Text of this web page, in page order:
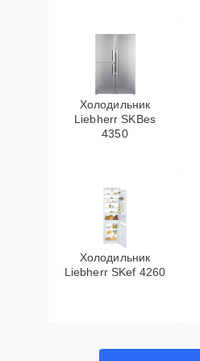
Холодильник
Liebherr SKBes
4350
Холодильник
Liebherr SKef 4260